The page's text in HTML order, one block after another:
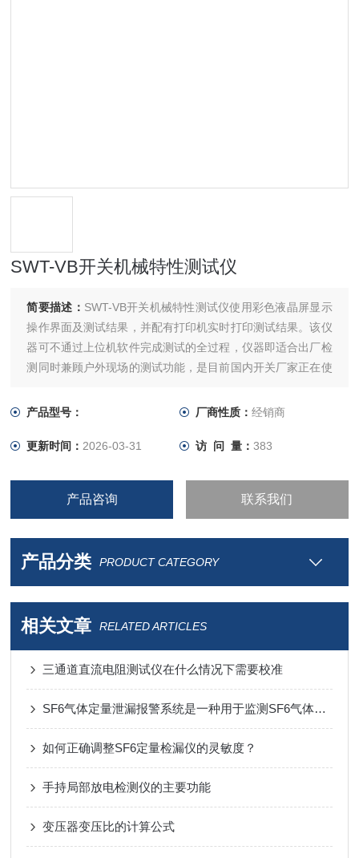
SWT-VB开关机械特性测试仪
简要描述： SWT-VB开关机械特性测试仪使用彩色液晶屏显示
操作界面及测试结果，并配有打印机实时打印测试结果。该仪
器可不通过上位机软件完成测试的全过程，仪器即适合出厂检
测同时兼顾户外现场的测试功能，是目前国内开关厂家正在使
产品型号：
厂商性质： 经销商
更新时间： 2026-03-31 访 问 量： 383
产品咨询 联系我们
产品分类 PRODUCT CATEGORY
相关文章 RELATED ARTICLES
三通道直流电阻测试仪在什么情况下需要校准
SF6气体定量泄漏报警系统是一种用于监测SF6气体泄漏的设备
如何正确调整SF6定量检漏仪的灵敏度？
手持局部放电检测仪的主要功能
变压器变压比的计算公式